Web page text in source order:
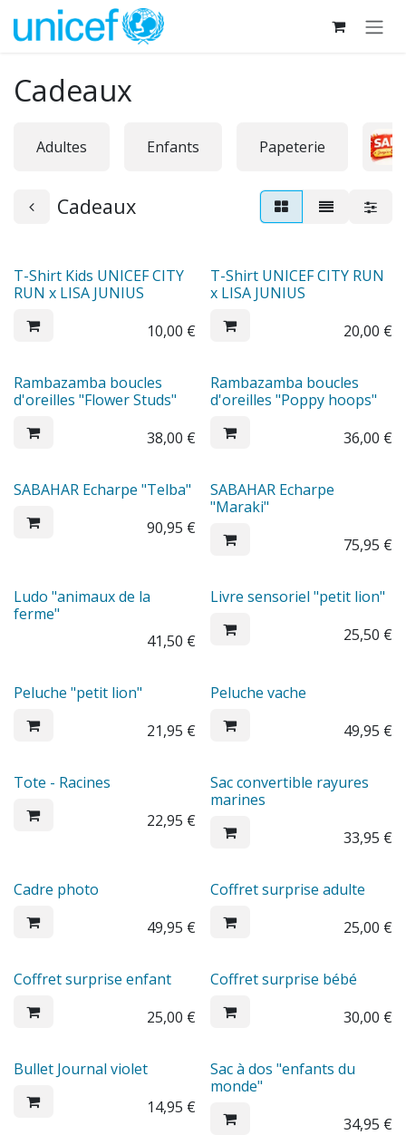
Se rendre au contenu
Cadeaux
Adultes Enfants Papeterie
Cadeaux
T-Shirt Kids UNICEF CITY
RUN x LISA JUNIUS
10,00 €
T-Shirt UNICEF CITY RUN
x LISA JUNIUS
20,00 €
Rambazamba boucles
d'oreilles "Flower Studs"
38,00 €
Rambazamba boucles
d'oreilles "Poppy hoops"
36,00 €
SABAHAR Echarpe "Telba"
90,95 €
SABAHAR Echarpe
"Maraki"
75,95 €
Ludo "animaux de la
ferme"
41,50 €
Livre sensoriel "petit lion"
25,50 €
Peluche "petit lion"
21,95 €
Peluche vache
49,95 €
Tote - Racines
22,95 €
Sac convertible rayures
marines
33,95 €
Cadre photo
49,95 €
Coffret surprise adulte
25,00 €
Coffret surprise enfant
25,00 €
Coffret surprise bébé
30,00 €
Bullet Journal violet
14,95 €
Sac à dos "enfants du
monde"
34,95 €